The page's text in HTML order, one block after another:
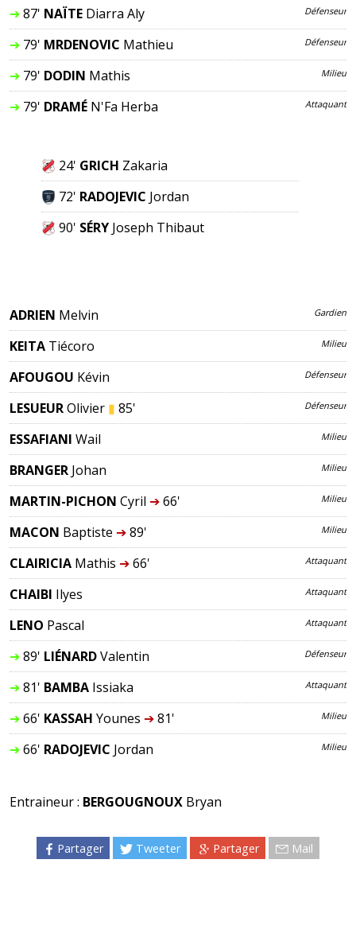
➔87' NAÏTE Diarra Aly Défenseur
➔79' MRDENOVIC Mathieu Défenseur
➔79' DODIN Mathis Milieu
➔79' DRAMÉ N'Fa Herba Attaquant
24' GRICH Zakaria
72' RADOJEVIC Jordan
90' SÉRY Joseph Thibaut
ADRIEN Melvin Gardien
KEITA Tiécoro Milieu
AFOUGOU Kévin Défenseur
LESUEUROlivier ▮ 85' Défenseur
ESSAFIANI Wail Milieu
BRANGER Johan Milieu
MARTIN-PICHON Cyril ➔66' Milieu
MACON Baptiste ➔89' Milieu
CLAIRICIA Mathis ➔66' Attaquant
CHAIBI Ilyes Attaquant
LENO Pascal Attaquant
➔89' LIÉNARDValentin Défenseur
➔81' BAMBA Issiaka Attaquant
➔66' KASSAH Younes ➔81' Milieu
➔66' RADOJEVIC Jordan Milieu
Entraineur : BERGOUGNOUX Bryan
Partager Tweeter Partager Mail